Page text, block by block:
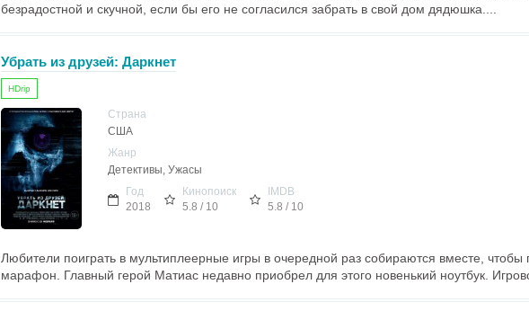
безрадостной и скучной, если бы его не согласился забрать в свой дом дядюшка....
Убрать из друзей: Даркнет
HDrip
Страна
США
Жанр
Детективы, Ужасы
Год
2018
Кинопоиск
5.8 / 10
IMDB
5.8 / 10
Любители поиграть в мультиплеерные игры в очередной раз собираются вместе, чтобы
марафон. Главный герой Матиас недавно приобрел для этого новенький ноутбук.